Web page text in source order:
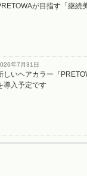
が目指す「継続美
年7月31日
しいヘアカラー『
導入予定です